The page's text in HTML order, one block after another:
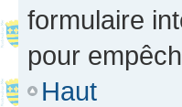
formulaire
pour
Haut